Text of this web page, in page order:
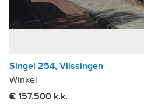
Singel 254, Vlissingen
Winkel
€ 157.500 k.k.